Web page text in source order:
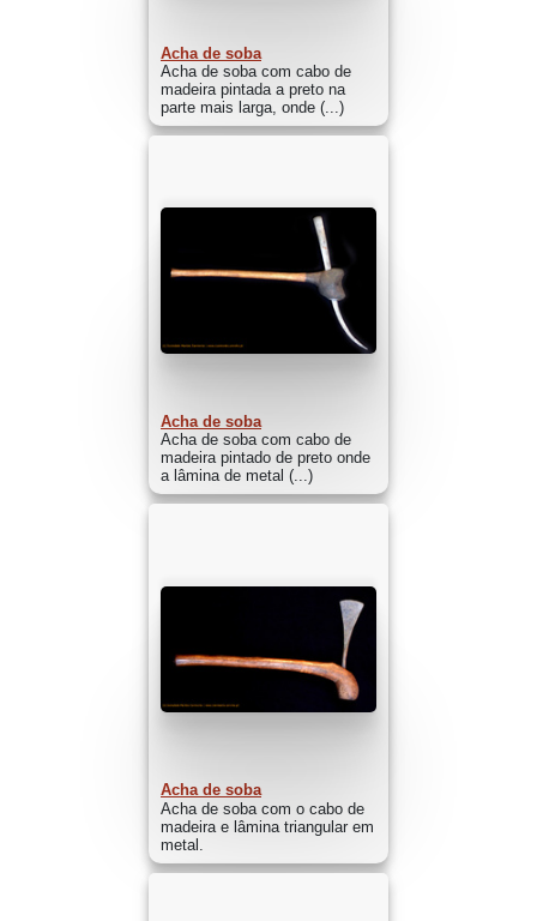
Acha de soba
Acha de soba com cabo de
madeira pintada a preto na
parte mais larga, onde (...)
Acha de soba
Acha de soba com cabo de
madeira pintado de preto onde
a lâmina de metal (...)
Acha de soba
Acha de soba com o cabo de
madeira e lâmina triangular em
metal.